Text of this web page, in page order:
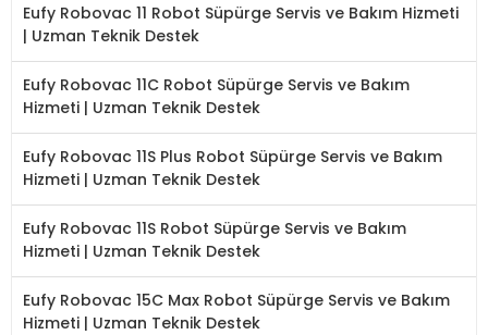
Eufy Robovac 11 Robot Süpürge Servis ve Bakım Hizmeti
| Uzman Teknik Destek
Eufy Robovac 11C Robot Süpürge Servis ve Bakım
Hizmeti | Uzman Teknik Destek
Eufy Robovac 11S Plus Robot Süpürge Servis ve Bakım
Hizmeti | Uzman Teknik Destek
Eufy Robovac 11S Robot Süpürge Servis ve Bakım
Hizmeti | Uzman Teknik Destek
Eufy Robovac 15C Max Robot Süpürge Servis ve Bakım
Hizmeti | Uzman Teknik Destek